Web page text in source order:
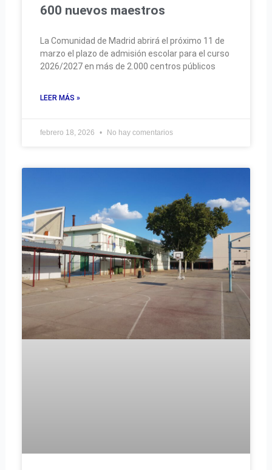
600 nuevos maestros
La Comunidad de Madrid abrirá el próximo 11 de
marzo el plazo de admisión escolar para el curso
2026/2027 en más de 2.000 centros públicos
LEER MÁS »
febrero 18, 2026 No hay comentarios